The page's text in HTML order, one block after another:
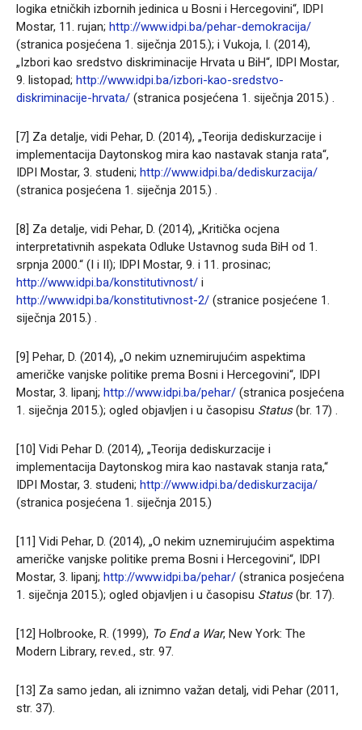
logika etničkih izbornih jedinica u Bosni i Hercegovini“, IDPI
Mostar, 11. rujan; http://www.idpi.ba/pehar-demokracija/
(stranica posjećena 1. siječnja 2015.); i Vukoja, I. (2014),
„Izbori kao sredstvo diskriminacije Hrvata u BiH“, IDPI Mostar,
9. listopad; http://www.idpi.ba/izbori-kao-sredstvo-
diskriminacije-hrvata/ (stranica posjećena 1. siječnja 2015.) .
[7] Za detalje, vidi Pehar, D. (2014), „Teorija dediskurzacije i
implementacija Daytonskog mira kao nastavak stanja rata“,
IDPI Mostar, 3. studeni; http://www.idpi.ba/dediskurzacija/
(stranica posjećena 1. siječnja 2015.) .
[8] Za detalje, vidi Pehar, D. (2014), „Kritička ocjena
interpretativnih aspekata Odluke Ustavnog suda BiH od 1.
srpnja 2000.“ (I i II); IDPI Mostar, 9. i 11. prosinac;
http://www.idpi.ba/konstitutivnost/ i
http://www.idpi.ba/konstitutivnost-2/ (stranice posjećene 1.
siječnja 2015.) .
[9] Pehar, D. (2014), „O nekim uznemirujućim aspektima
američke vanjske politike prema Bosni i Hercegovini“, IDPI
Mostar, 3. lipanj; http://www.idpi.ba/pehar/ (stranica posjećena
1. siječnja 2015.); ogled objavljen i u časopisu Status(br. 17) .
[10] Vidi Pehar D. (2014), „Teorija dediskurzacije i
implementacija Daytonskog mira kao nastavak stanja rata,“
IDPI Mostar, 3. studeni; http://www.idpi.ba/dediskurzacija/
(stranica posjećena 1. siječnja 2015.)
[11] Vidi Pehar, D. (2014), „O nekim uznemirujućim aspektima
američke vanjske politike prema Bosni i Hercegovini“, IDPI
Mostar, 3. lipanj; http://www.idpi.ba/pehar/ (stranica posjećena
1. siječnja 2015.); ogled objavljen i u časopisu Status(br. 17).
[12] Holbrooke, R. (1999), To End a War, New York: The
Modern Library, rev.ed., str. 97.
[13] Za samo jedan, ali iznimno važan detalj, vidi Pehar (2011,
str. 37).